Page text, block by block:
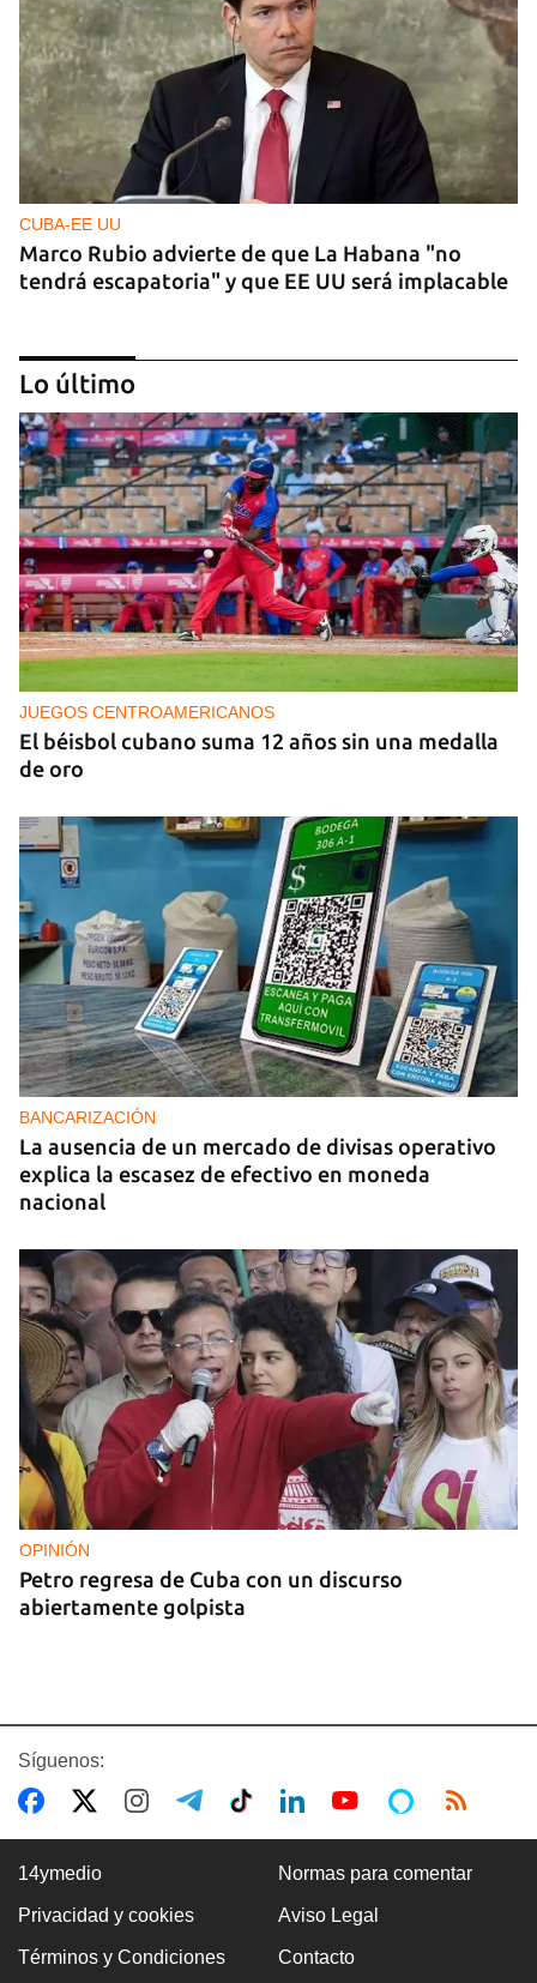
CUBA-EE UU
Marco Rubio advierte de que La Habana "no
tendrá escapatoria" y que EE UU será implacable
PODCAST
Cafecito informativo del viernes 7 de agosto de
2026
Lo último
JUEGOS CENTROAMERICANOS
El béisbol cubano suma 12 años sin una medalla
de oro
BANCARIZACIÓN
La ausencia de un mercado de divisas operativo
explica la escasez de efectivo en moneda
nacional
OPINIÓN
Petro regresa de Cuba con un discurso
abiertamente golpista
14YMEDIO
Síguenos:
14ymedio Normas para comentar
Privacidad y cookies Aviso Legal
Términos y Condiciones Contacto